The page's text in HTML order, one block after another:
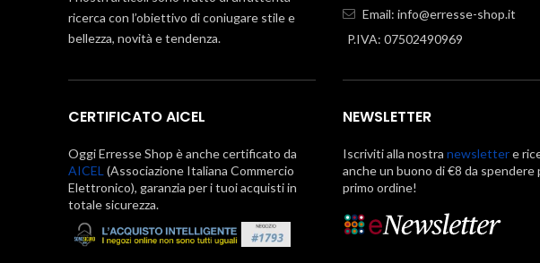
ricerca con l’obiettivo di coniugare stile e
bellezza, novità e tendenza.
CERTIFICATO AICEL
Oggi Erresse Shop è anche certificato da
AICEL (Associazione Italiana Commercio
Elettronico), garanzia per i tuoi acquisti in
totale sicurezza.
Email: info@erresse-shop.it
P.IVA: 07502490969
NEWSLETTER
Iscriviti alla nostra newslettere
anche un buono di €8 da spendere
primo ordine!